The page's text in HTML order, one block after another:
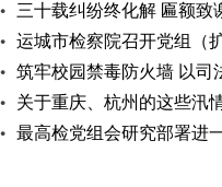
三十载纠纷终化解 匾额致
运城市检察院召开党组（
筑牢校园禁毒防火墙 以司
关于重庆、杭州的这些汛
最高检党组会研究部署进